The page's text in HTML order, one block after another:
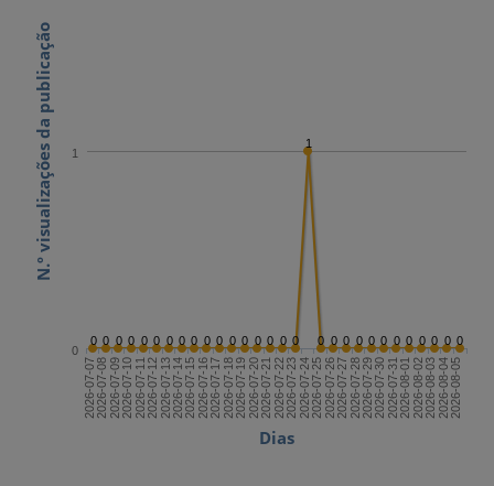
Dias
N.º visualizações da publicação
0 0 0 0 0 0 0 0 0 0 0 0 0 0 0 0 0
1
0 0 0 0 0 0 0 0 0 0 0 0
2026-07-072026-07-082026-07-092026-07-102026-07-112026-07-122026-07-132026-07-142026-07-152026-07-162026-07-172026-07-182026-07-192026-07-202026-07-212026-07-222026-07-232026-07-242026-07-252026-07-262026-07-272026-07-282026-07-292026-07-302026-07-312026-08-012026-08-022026-08-032026-08-042026-08-05
0
1